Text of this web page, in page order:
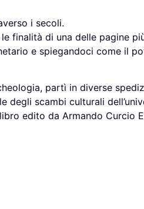
i secoli.
finalità di una delle pagine
e spiegandoci come il
partì in diverse
degli scambi culturali
edito da Armando Curcio